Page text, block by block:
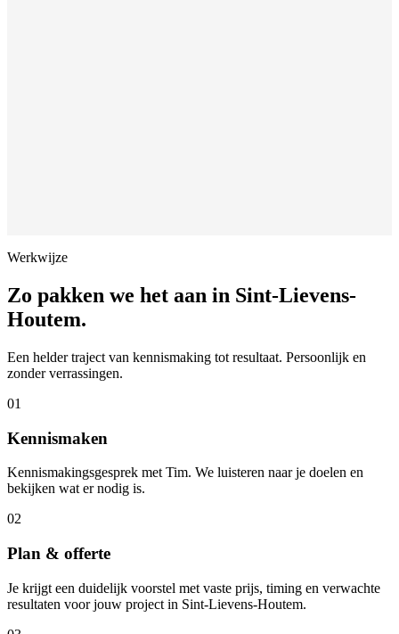
Werkwijze
Zo pakken we het aan in Sint-Lievens-
Houtem.
Een helder traject van kennismaking tot resultaat. Persoonlijk en
zonder verrassingen.
01
Kennismaken
Kennismakingsgesprek met Tim. We luisteren naar je doelen en
bekijken wat er nodig is.
02
Plan & offerte
Je krijgt een duidelijk voorstel met vaste prijs, timing en verwachte
resultaten voor jouw project in Sint-Lievens-Houtem.